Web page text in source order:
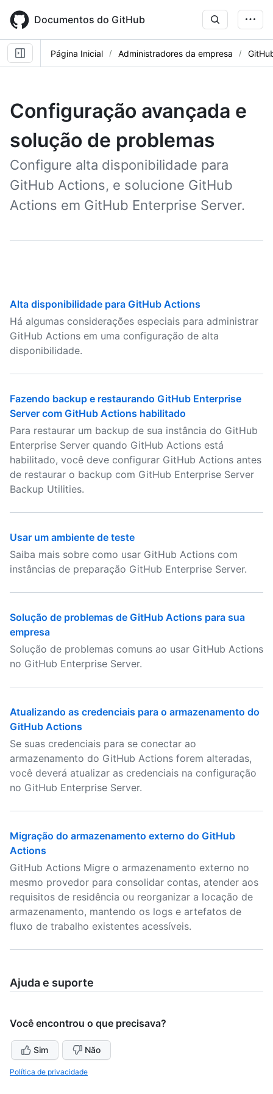
main
content
Documentos do GitHub
Página Inicial Administradores da empresa
Configuração avançada e
solução de problemas
Configure alta disponibilidade para
GitHub Actions, e solucione GitHub
Actions em GitHub Enterprise Server.
Alta disponibilidade para GitHub Actions
Há algumas considerações especiais para administrar
GitHub Actions em uma configuração de alta
disponibilidade.
Fazendo backup e restaurando GitHub Enterprise
Server com GitHub Actions habilitado
Para restaurar um backup de sua instância do GitHub
Enterprise Server quando GitHub Actions está
habilitado, você deve configurar GitHub Actions antes
de restaurar o backup com GitHub Enterprise Server
Backup Utilities.
Usar um ambiente de teste
Saiba mais sobre como usar GitHub Actions com
instâncias de preparação GitHub Enterprise Server.
Solução de problemas de GitHub Actions para sua
empresa
Solução de problemas comuns ao usar GitHub Actions
no GitHub Enterprise Server.
Atualizando as credenciais para o armazenamento do
GitHub Actions
Se suas credenciais para se conectar ao
armazenamento do GitHub Actions forem alteradas,
você deverá atualizar as credenciais na configuração
no GitHub Enterprise Server.
Migração do armazenamento externo do GitHub
Actions
GitHub Actions Migre o armazenamento externo no
mesmo provedor para consolidar contas, atender aos
requisitos de residência ou reorganizar a locação de
armazenamento, mantendo os logs e artefatos de
fluxo de trabalho existentes acessíveis.
Ajuda e suporte
Você encontrou o que precisava?
Sim Não
Política de privacidade